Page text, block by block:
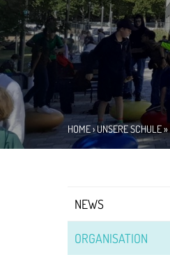
HOME›UNSERE SCHULE»
NEWS
ORGANISATION